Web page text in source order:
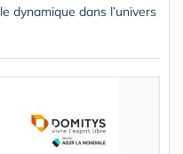
dynamique dans l’univers